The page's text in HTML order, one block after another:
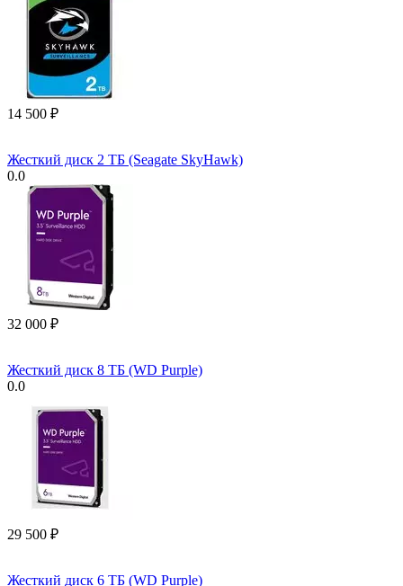
14 500 ₽
Жесткий диск 2 ТБ (Seagate SkyHawk)
0.0
32 000 ₽
Жесткий диск 8 ТБ (WD Purple)
0.0
29 500 ₽
Жесткий диск 6 ТБ (WD Purple)